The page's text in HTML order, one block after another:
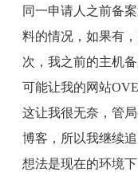
同一申请人之前备
料的情况，如果有
次，我之前的主机
可能让我的网站
这让我很无奈，管
博客，所以我继续
想法是现在的环境